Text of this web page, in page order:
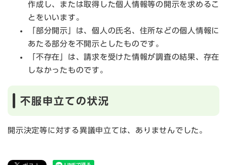
作成し、または取得した個人情報等の開示を求めるこ
とをいいます。
「部分開示」は、個人の氏名、住所などの個人情報に
あたる部分を不開示としたものです。
「不存在」は、請求を受けた情報が調査の結果、存在
しなかったものです。
不服申立ての状況
開示決定等に対する異議申立ては、ありませんでした。